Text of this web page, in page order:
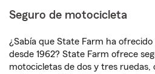
Seguro de motocicleta
¿Sabía que State Farm ha
desde 1962? State Farm ofrece
motocicletas de dos y tres ruedas,